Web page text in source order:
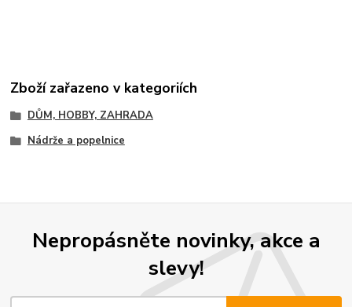
Zboží zařazeno v kategoriích
DŮM, HOBBY, ZAHRADA
Nádrže a popelnice
Nepropásněte novinky, akce a
slevy!